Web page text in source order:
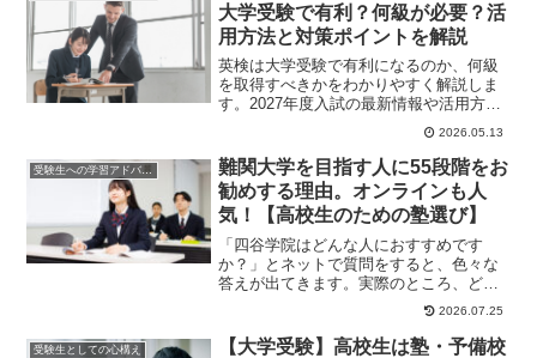
大学受験で有利？何級が必要？活
用方法と対策ポイントを解説
英検は大学受験で有利になるのか、何級
を取得すべきかをわかりやすく解説しま
す。2027年度入試の最新情報や活用方
法、メリットも紹介し、受験対策のポイ
2026.05.13
受験生への学習アドバイス
難関大学を目指す人に55段階をお
勧めする理由。オンラインも人
気！【高校生のための塾選び】
「四谷学院はどんな人におすすめです
か？」とネットで質問をすると、色々な
答えが出てきます。実際のところ、どん
な人に適しているのか気になっている人
2026.07.25
受験生としての心構え
【大学受験】高校生は塾・予備校